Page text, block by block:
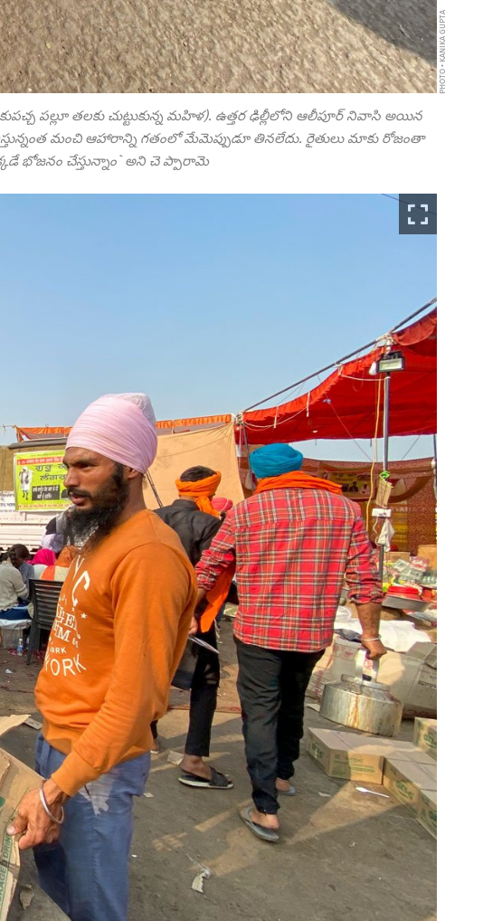
PHOTO • KANIKA GUPTA
పల్లూ తలకు చుట్టుకున్న మహిళ). ఉత్తర ఢిల్లీలోని ఆలీపూర్ నివాసి అయిన
మంచి ఆహారాన్ని గతంలో మేమెప్పుడూ తినలేదు. రైతులు మాకు రోజంతా
భోజనం చేస్తున్నాం` అని చె ప్పారామె